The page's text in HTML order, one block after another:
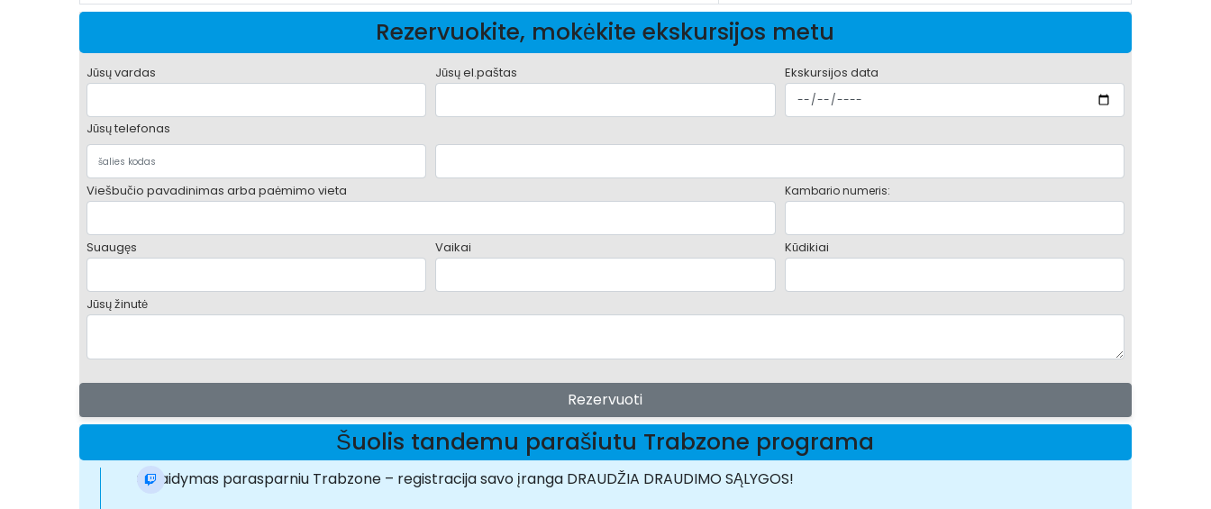
Rezervuokite, mokėkite ekskursijos metu
Jūsų vardas Jūsų el.paštas Ekskursijos data
Jūsų telefonas
Viešbučio pavadinimas arba paėmimo vieta Kambario numeris:
Suaugęs Vaikai Kūdikiai
Jūsų žinutė
Rezervuoti
Šuolis tandemu parašiutu Trabzone programa
Skraidymas parasparniu Trabzone – registracija savo įranga DRAUDŽIA DRAUDIMO SĄLYGOS!